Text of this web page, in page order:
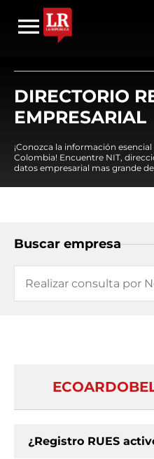
DIRECTORIO
EMPRESARIAL
¡Conozca la información
Colombia! Encuentre NIT,
datos empresarial mas grande
Buscar empresa
¿Registro RUES